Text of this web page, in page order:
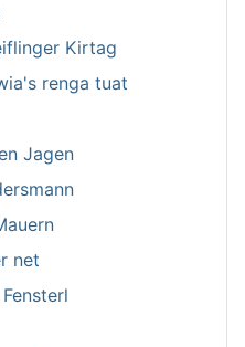
Kirtag
renga tuat
Jagen
net